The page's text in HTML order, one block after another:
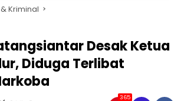
Kriminal
Desak Ketua
Diduga Terlibat
365